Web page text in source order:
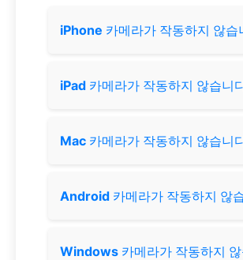
iPhone 카메라가 작동하지 않습
iPad 카메라가 작동하지 않습니
Mac 카메라가 작동하지 않습니
Android 카메라가 작동하지 않
Windows 카메라가 작동하지